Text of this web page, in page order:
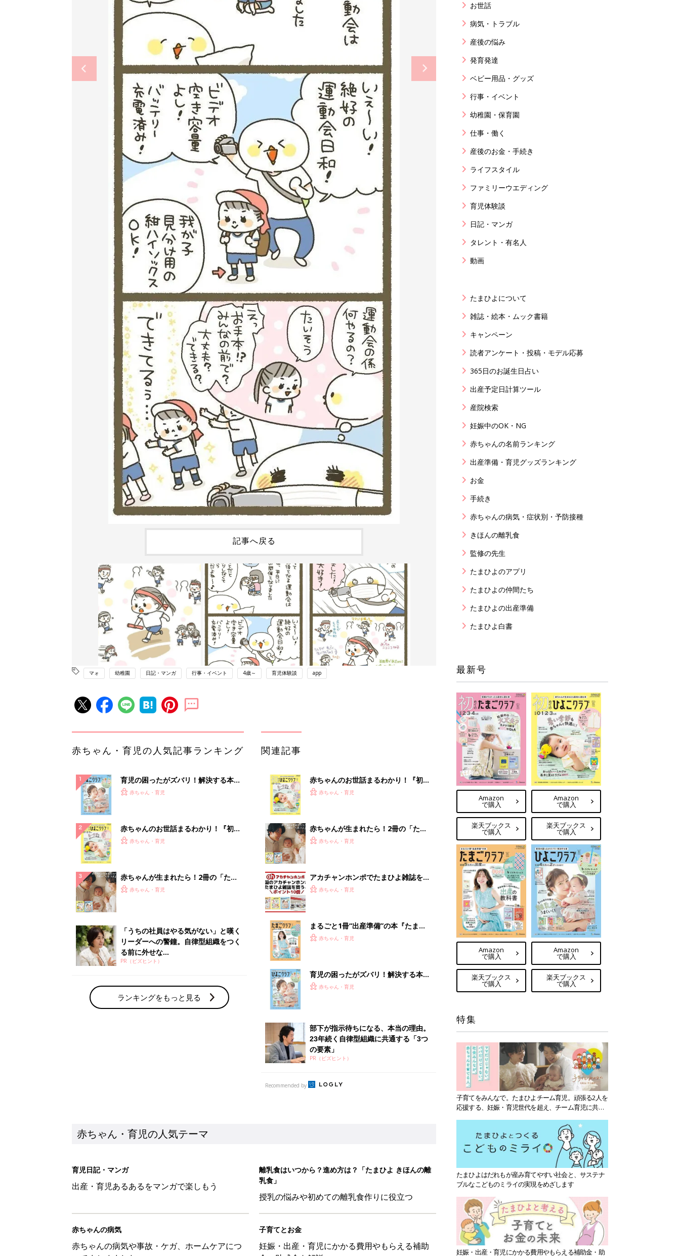
記事へ戻る
マォ 幼稚園 日記・マンガ 行事・イベント 4歳～ 育児体験談 app
赤ちゃん・育児の人気記事ランキング
育児の困ったがズバリ！解決する本
『ひよこクラブ 夏号』 4カ月～2才
赤ちゃん・育児
赤ちゃんのお世話まるわかり！『初め
てのひよこクラブ 夏号』〈巻頭大特
赤ちゃん・育児
赤ちゃんが生まれたら！2冊の「たま
ひよ」
赤ちゃん・育児
「うちの社員はやる気がない」と嘆く
リーダーへの警鐘。自律型組織をつく
る前に外せな...
PR（ビズヒント）
ランキングをもっと見る
関連記事
赤ちゃんのお世話まるわかり！『初め
てのひよこクラブ 夏号』〈巻頭大特
赤ちゃん・育児
赤ちゃんが生まれたら！2冊の「たま
ひよ」
赤ちゃん・育児
アカチャンホンポでたまひよ雑誌を買
うとポイント10倍【期間限定】
赤ちゃん・育児
まるごと1冊“出産準備”の本『たまご
クラブ 夏号』〈スペシャル大特集〉
赤ちゃん・育児
育児の困ったがズバリ！解決する本
『ひよこクラブ 夏号』 4カ月～2才
赤ちゃん・育児
部下が指示待ちになる、本当の理由。
23年続く自律型組織に共通する「3つ
の要素」
PR（ビズヒント）
Recommended by
赤ちゃん・育児の人気テーマ
育児日記・マンガ
出産・育児あるあるをマンガで楽しもう
離乳食はいつから？進め方は？「たまひよ きほんの離
乳食」
授乳の悩みや初めての離乳食作りに役立つ
赤ちゃんの病気
赤ちゃんの病気や事故・ケガ、ホームケアにつ
子育てとお金
妊娠・出産・育児にかかる費用やもらえる補助
お世話
病気・トラブル
産後の悩み
発育発達
ベビー用品・グッズ
行事・イベント
幼稚園・保育園
仕事・働く
産後のお金・手続き
ライフスタイル
ファミリーウエディング
育児体験談
日記・マンガ
タレント・有名人
動画
たまひよについて
雑誌・絵本・ムック書籍
キャンペーン
読者アンケート・投稿・モデル応募
365日のお誕生日占い
出産予定日計算ツール
産院検索
妊娠中のOK・NG
赤ちゃんの名前ランキング
出産準備・育児グッズランキング
お金
手続き
赤ちゃんの病気・症状別・予防接種
きほんの離乳食
監修の先生
たまひよのアプリ
たまひよの仲間たち
たまひよの出産準備
たまひよ白書
最新号
Amazon
で購入
楽天ブックス
で購入
Amazon
で購入
楽天ブックス
で購入
Amazon
で購入
楽天ブックス
で購入
Amazon
で購入
楽天ブックス
で購入
特集
子育てをみんなで。たまひよチーム育児。頑張る2人を
応援する、妊娠・育児世代を超え、チーム育児に共感
たまひよはだれもが産み育てやすい社会と、サステナ
ブルなこどものミライの実現をめざします
妊娠・出産・育児にかかる費用やもらえる補助金・助